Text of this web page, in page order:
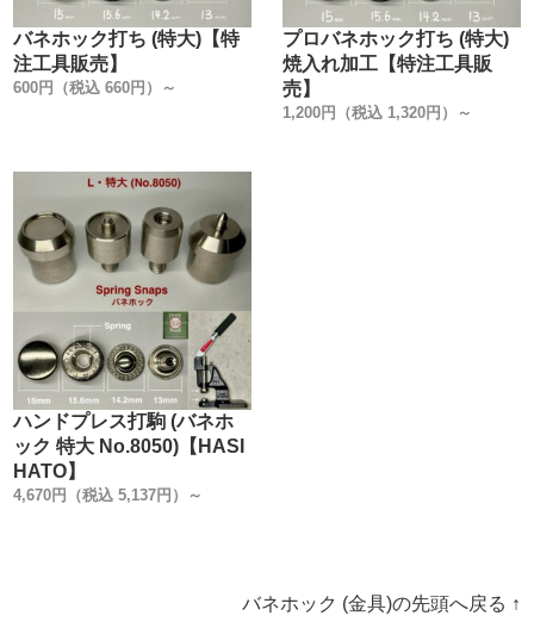
バネホック打ち (特大)【特
注工具販売】
600円（税込 660円）～
プロバネホック打ち (特大)
焼入れ加工【特注工具販
売】
1,200円（税込 1,320円）～
ハンドプレス打駒 (バネホ
ック 特大 No.8050)【HASI
HATO】
4,670円（税込 5,137円）～
バネホック (金具)の先頭へ戻る ↑